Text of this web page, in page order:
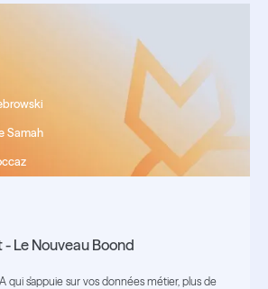
Samah
Le Nouveau Boond
qui s'appuie sur vos données métier, plus de